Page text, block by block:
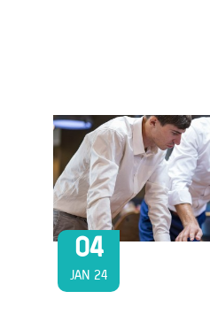
04
JAN 24